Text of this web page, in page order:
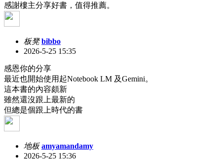
感謝樓主分享好書，值得推薦。
板凳 bibbo
2026-5-25 15:35
感恩你的分享
最近也開始使用起Notebook LM 及Gemini。
這本書的內容頗新
雖然還沒跟上最新的
但總是個跟上時代的書
地板 amyamandamy
2026-5-25 15:36